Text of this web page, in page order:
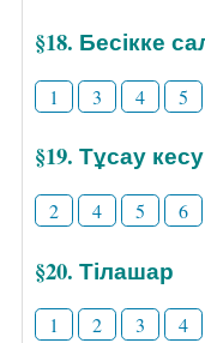
§18. Бесікке
1 3 4 5
§19. Тұсау кесу
2 4 5 6
§20. Тілашар
1 2 3 4